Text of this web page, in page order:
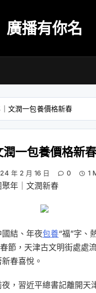
廣播有你名
文潤一包養價格新春
潤一包養價格新春
年 2 月 16 日 0 1
年｜文潤新春
結、年夜包養“福”字、
節，天津古文明街處處
春喜悅。
，習近平總書記離開天